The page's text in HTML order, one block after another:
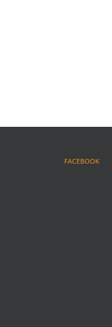
FACEBOOK